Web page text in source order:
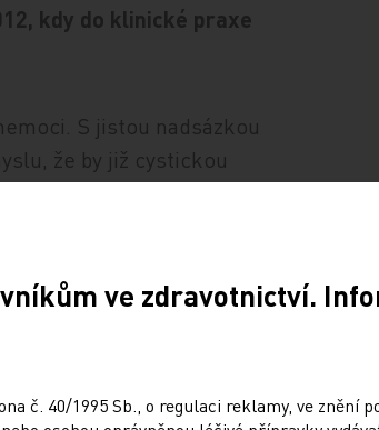
kdy do klinické praxe
S jistou nadsázkou
že by již cystickou
a tím je dysfunkce či
léky tento kanálek
na buněčné úrovni
používat první
tak daleko, že ji
konkrétní mutaci
vede. U některých
ve zdravotnictví.
č. 40/1995 Sb., o regulaci reklamy, ve znění